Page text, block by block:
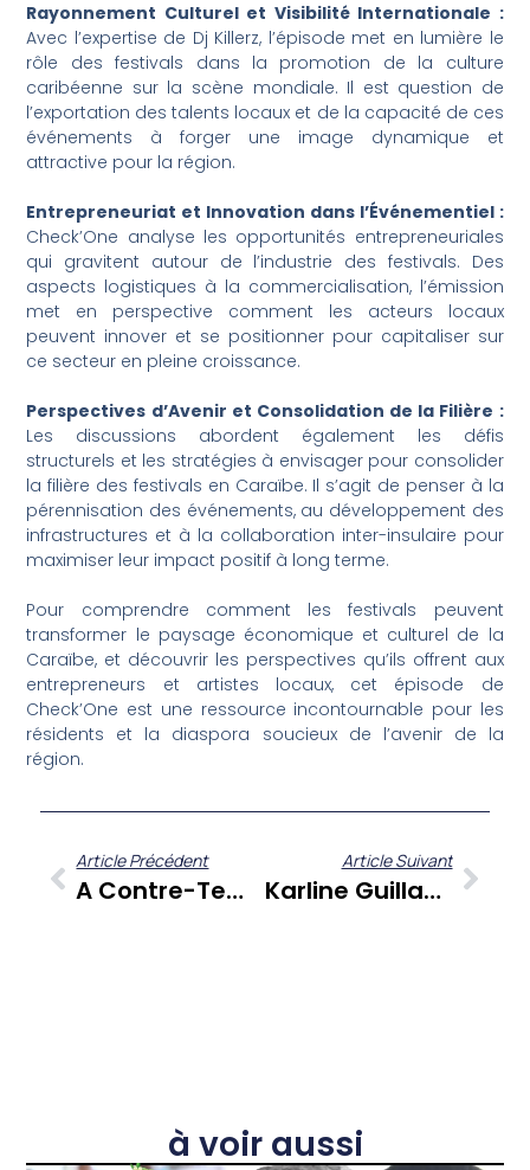
Rayonnement Culturel et Visibilité Internationale :
Avec l’expertise de Dj Killerz, l’épisode met en lumière le
rôle des festivals dans la promotion de la culture
caribéenne sur la scène mondiale. Il est question de
l’exportation des talents locaux et de la capacité de ces
événements à forger une image dynamique et
attractive pour la région.
Entrepreneuriat et Innovation dans l’Événementiel :
Check’One analyse les opportunités entrepreneuriales
qui gravitent autour de l’industrie des festivals. Des
aspects logistiques à la commercialisation, l’émission
met en perspective comment les acteurs locaux
peuvent innover et se positionner pour capitaliser sur
ce secteur en pleine croissance.
Perspectives d’Avenir et Consolidation de la Filière :
Les discussions abordent également les défis
structurels et les stratégies à envisager pour consolider
la filière des festivals en Caraïbe. Il s’agit de penser à la
pérennisation des événements, au développement des
infrastructures et à la collaboration inter-insulaire pour
maximiser leur impact positif à long terme.
Pour comprendre comment les festivals peuvent
transformer le paysage économique et culturel de la
Caraïbe, et découvrir les perspectives qu’ils offrent aux
entrepreneurs et artistes locaux, cet épisode de
Check’One est une ressource incontournable pour les
résidents et la diaspora soucieux de l’avenir de la
région.
Article Précédent
A Contre-Temps Du 30 Juin 2023 : L’actualité Des Antilles-Guyane Passée Au Crible Par Gérard Dorwling-Carter Et Ses Chroniqueurs
Article Suivant
Karline Guillaume : L’entrepreneuriat Caribéen À La Loupe Avec La Fondatrice De L’agence Kfée’in Dans Kouté Sa
à voir aussi